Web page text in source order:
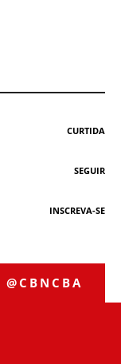
CURTIDA
SEGUIR
INSCREVA-SE
@CBNCBA